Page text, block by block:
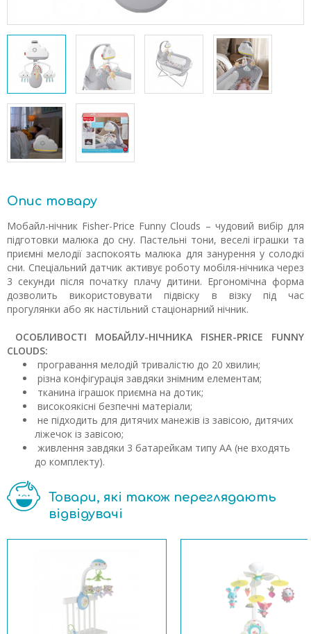
Опис товару
Мобайл-нічник Fisher-Price Funny Clouds – чудовий вибір для
підготовки малюка до сну. Пастельні тони, веселі іграшки та
приємні мелодії заспокоять малюка для занурення у солодкі
сни. Спеціальний датчик активує роботу мобіля-нічника через
3 секунди після початку плачу дитини. Ергономічна форма
дозволить використовувати підвіску в візку під час
прогулянки або як настільний стаціонарний нічник.
ОСОБЛИВОСТІ МОБАЙЛУ-НІЧНИКА FISHER-PRICE FUNNY
CLOUDS:
програвання мелодій тривалістю до 20 хвилин;
різна конфігурація завдяки знімним елементам;
тканина іграшок приємна на дотик;
високоякісні безпечні матеріали;
не підходить для дитячих манежів із завісою, дитячих
ліжечок із завісою;
живлення завдяки 3 батарейкам типу АА (не входять
до комплекту).
Товари, які також переглядають
відвідувачі